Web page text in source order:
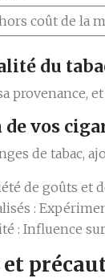
coût de la
du
provenance,
vos
de tabac,
de goûts et
:
: Influence